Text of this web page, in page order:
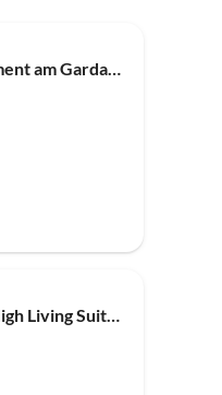
Apartment Apartement am Gardasee
Ferienhaus Attilio High Living Suites - Inedita Green